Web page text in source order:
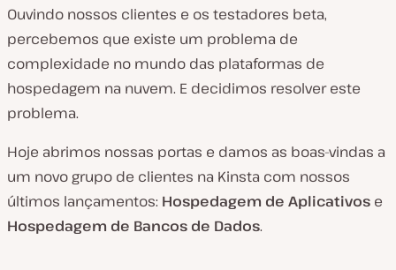
Ouvindo nossos clientes e os testadores beta,
percebemos que existe um problema de
complexidade no mundo das plataformas de
hospedagem na nuvem. E decidimos resolver este
problema.
Hoje abrimos nossas portas e damos as boas-vindas a
um novo grupo de clientes na Kinsta com nossos
últimos lançamentos: Hospedagem de Aplicativos e
Hospedagem de Bancos de Dados.